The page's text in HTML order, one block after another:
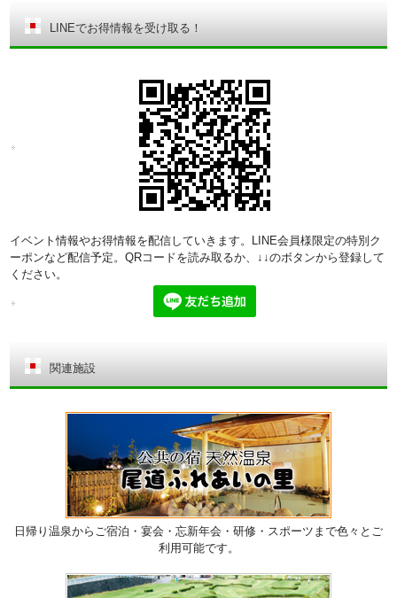
LINEでお得情報を受け取る！
イベント情報やお得情報を配信していきます。LINE会員様限定の特別ク
ーポンなど配信予定。QRコードを読み取るか、↓↓のボタンから登録して
ください。
関連施設
日帰り温泉からご宿泊・宴会・忘新年会・研修・スポーツまで色々とご
利用可能です。